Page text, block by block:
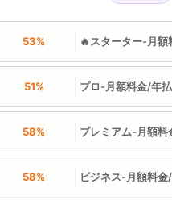
53% 🔥スターター-月額
51% プロ-月額料金/年
58% プレミアム-月額料
58% ビジネス-月額料金